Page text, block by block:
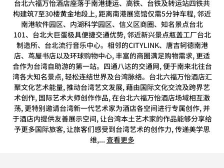
台北六福万怡酒店座落于南港捷运、高铁、台铁及转运站四铁共
构建筑7至30楼黄金地段上, 距离南港展览馆仅需5分钟车程, 邻近
南港软件园区、内湖科学园区、信义区商圈、知名景点台北
101、台北大巨蛋极具便捷交通优势, 邻近新兴景点瓶盖工厂台北
制造所、台北流行音乐中心。相邻的CITYLINK、唐吉轲德南港
店、茑屋书店以及环球购物中心, 丰富的商圈满足购物需求, 更适
合作为台湾自助游的第一站。四通八达的交通网, 便于南来北往台
湾各大知名景点, 轻松连结世界及台湾脉络。台北六福万怡酒店汇
聚文化艺术能量, 推动台湾艺文发展, 藉由国际文化交流及跨界艺
术创作, 国际艺术大师创作作品, 在台北六福万怡酒店场域相互激
荡, 更特别邀请台湾新一代艺术家为酒店各空间进行专属创作, 并
于酒店内提供友善展示空间, 让台湾本土艺术家的作品能够分享给
予更多国际旅客, 让旅客们感受到台湾艺术的创作力, 传递美学思
维,... 查看更多